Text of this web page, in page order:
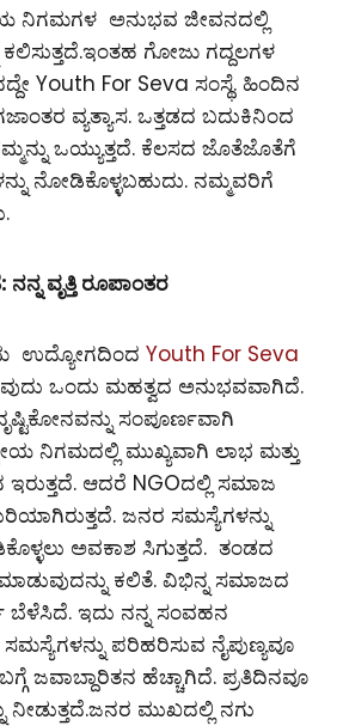
ನಿಗಮಗಳ ಅನುಭವ ಜೀವನದಲ್ಲಿ
ಗೋಜು ಗದ್ದಲಗಳ
Youth For Seva ಸಂಸ್ಥೆ. ಹಿಂದಿನ
ವ್ಯತ್ಯಾಸ. ಒತ್ತಡದ ಬದುಕಿನಿಂದ
ಒಯ್ಯುತ್ತದೆ. ಕೆಲಸದ ಜೊತೆಜೊತೆಗೆ
ನೋಡಿಕೊಳ್ಳಬಹುದು. ನಮ್ಮವರಿಗೆ
ವೃತ್ತಿ ರೂಪಾಂತರ
ಉದ್ಯೋಗದಿಂದYouth For Seva
ಒಂದು ಮಹತ್ವದ ಅನುಭವವಾಗಿದೆ.
ಸಂಪೂರ್ಣವಾಗಿ
ನಿಗಮದಲ್ಲಿ ಮುಖ್ಯವಾಗಿ ಲಾಭ ಮತ್ತು
ಆದರೆ NGOದಲ್ಲಿ ಸಮಾಜ
ಜನರ ಸಮಸ್ಯೆಗಳನ್ನು
ಅವಕಾಶ ಸಿಗುತ್ತದೆ. ತಂಡದ
ಕಲಿತೆ. ವಿಭಿನ್ನ ಸಮಾಜದ
ಇದು ನನ್ನ ಸಂವಹನ
ಪರಿಹರಿಸುವ ನೈಪುಣ್ಯವೂ
ಜವಾಬ್ದಾರಿತನ ಹೆಚ್ಚಾಗಿದೆ. ಪ್ರತಿದಿನವೂ
ಮುಖದಲ್ಲಿ ನಗು